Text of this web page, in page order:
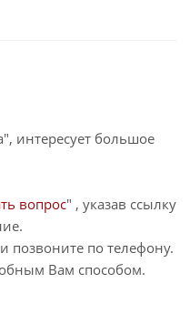
интересует большое
вопрос" , указав ссылку
позвоните по телефону.
Вам способом.